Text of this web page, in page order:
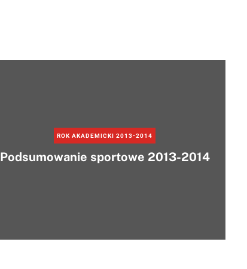
ROK AKADEMICKI 2013-2014
Podsumowanie sportowe 2013-2014